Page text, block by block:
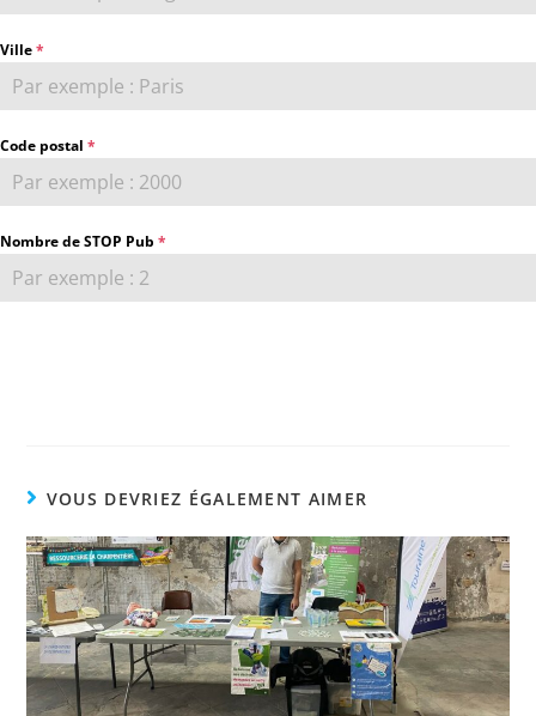
Ville*
Code postal *
Nombre de STOP Pub *
VOUS DEVRIEZ ÉGALEMENT AIMER